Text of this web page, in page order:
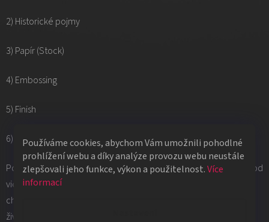
Používáme cookies, abychom Vám umožnili pohodlné
prohlížení webu a díky analýze provozu webu neustále
zlepšovali jeho funkce, výkon a použitelnost.Více
informací
2) Historické pojmy
3) Papír (Stock)
4) Embossing
5) Finish
6) Řez (Cut)
Pokud se Vám recenze líbila, určitě dejte like nebo komentář pod
video. Zpětná vazba je pro naši tvorbu velice důležitá. Pokud
chcete dostávat upozornění na nová videa, novinky či blížící se
živý přenos,